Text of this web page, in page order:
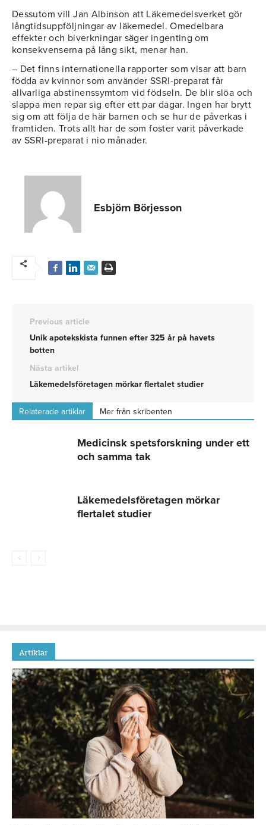
Dessutom vill Jan Albinson att Läkemedelsverket gör
långtidsuppföljningar av läkemedel. Omedelbara
effekter och biverkningar säger ingenting om
konsekvenserna på lång sikt, menar han.
– Det finns internationella rapporter som visar att barn
födda av kvinnor som använder SSRI-preparat får
allvarliga abstinenssymtom vid födseln. De blir slöa och
slappa men repar sig efter ett par dagar. Ingen har brytt
sig om att följa de här barnen och se hur de påverkas i
framtiden. Trots allt har de som foster varit påverkade
av SSRI-preparat i nio månader.
Esbjörn Börjesson
Previous article
Unik apotekskista funnen efter 325 år på havets
botten
Nästa artikel
Läkemedelsföretagen mörkar flertalet studier
Relaterade artiklar Mer från skribenten
Medicinsk spetsforskning under ett
och samma tak
Läkemedelsföretagen mörkar
flertalet studier
Artiklar